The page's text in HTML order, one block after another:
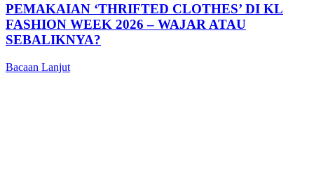
PEMAKAIAN ‘THRIFTED CLOTHES’ DI KL
FASHION WEEK 2026 – WAJAR ATAU
SEBALIKNYA?
Bacaan Lanjut